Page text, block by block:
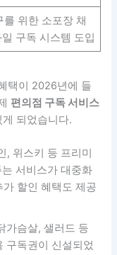
를 위한 소포장 채
구독 시스템 도입
택이 2026년에 들
편의점 구독 서비스
되었습니다.
, 위스키 등 프리미
서비스가 대중화
할인 혜택도 제공
가슴살, 샐러드 등
구독권이 신설되었